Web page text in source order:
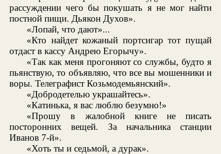
рассуждении чего бы покушать я не мог найти
постной пищи. Дьякон Духов».
«Лопай, что дают»...
«Кто найдет кожаный портсигар тот пущай
отдаст в кассу Андрею Егорычу».
«Так как меня прогоняют со службы, будто я
пьянствую, то объявляю, что все вы мошенники и
воры. Телеграфист Козьмодемьянский».
«Добродетелью украшайтесь».
«Катинька, я вас люблю безумно!»
«Прошу в жалобной книге не писать
посторонних вещей. За начальника станции
Иванов 7-й».
«Хоть ты и седьмой, а дурак».